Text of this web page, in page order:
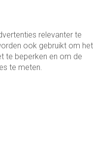
relevanter te
ook gebruikt om het
te beperken en om de
te meten.